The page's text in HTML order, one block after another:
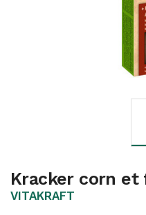
Kracker corn
VITAKRAFT